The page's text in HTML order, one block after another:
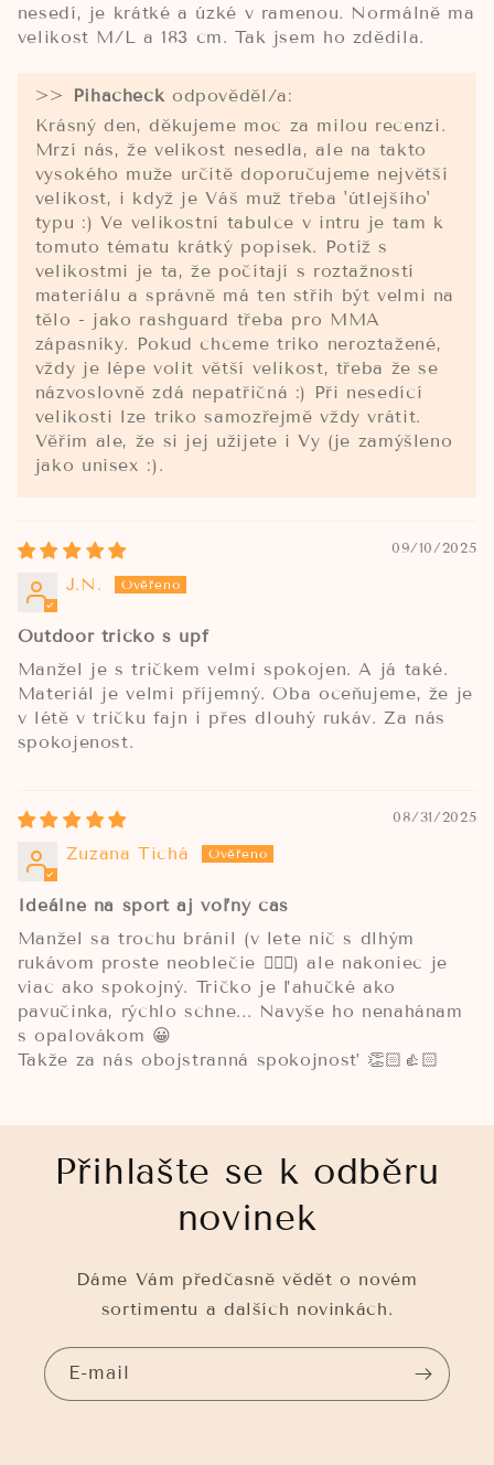
nesedí, je krátké a úzké v ramenou. Normálně ma
velikost M/L a 183 cm. Tak jsem ho zdědila.
>> Pihacheckodpověděl/a:
Krásný den, děkujeme moc za milou recenzi.
Mrzí nás, že velikost nesedla, ale na takto
vysokého muže určitě doporučujeme největší
velikost, i když je Váš muž třeba 'útlejšího'
typu :) Ve velikostní tabulce v intru je tam k
tomuto tématu krátký popisek. Potíž s
velikostmi je ta, že počítají s roztažností
materiálu a správně má ten střih být velmi na
tělo - jako rashguard třeba pro MMA
zápasníky. Pokud chceme triko neroztažené,
vždy je lépe volit větší velikost, třeba že se
názvoslovně zdá nepatřičná :) Při nesedící
velikosti lze triko samozřejmě vždy vrátit.
Věřím ale, že si jej užijete i Vy (je zamýšleno
jako unisex :).
09/10/2025
J.N.
Outdoor tričko s upf
Manžel je s tričkem velmi spokojen. A já také.
Materiál je velmi příjemný. Oba oceňujeme, že je
v létě v tričku fajn i přes dlouhý rukáv. Za nás
spokojenost.
08/31/2025
Zuzana Tichá
Ideálne na šport aj voľný čas
Manžel sa trochu bránil (v lete nič s dlhým
rukávom proste neoblečie 🤷🏼‍♀️) ale nakoniec je
viac ako spokojný. Tričko je ľahučké ako
pavučinka, rýchlo schne... Navyše ho nenahánam
s opalovákom 😀
Takže za nás obojstranná spokojnosť 👏🏻👍🏻
Přihlašte se k odběru
novinek
Dáme Vám předčasně vědět o novém
sortimentu a dalších novinkách.
E-mail